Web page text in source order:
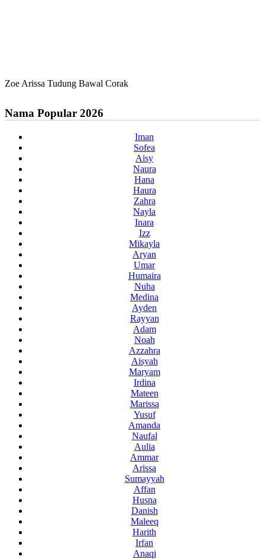
Zoe Arissa Tudung Bawal Corak
Nama Popular 2026
Iman
Sofea
Aisy
Naura
Hana
Haura
Zahra
Nayla
Inara
Izz
Mikayla
Aryan
Umar
Humaira
Nuha
Medina
Ayden
Rayyan
Adam
Noah
Azzahra
Aisyah
Maryam
Irdina
Mateen
Marissa
Yusuf
Amanda
Naufal
Aulia
Ammar
Arissa
Sumayyah
Affan
Husna
Danish
Maleeq
Harith
Irfan
Anaqi